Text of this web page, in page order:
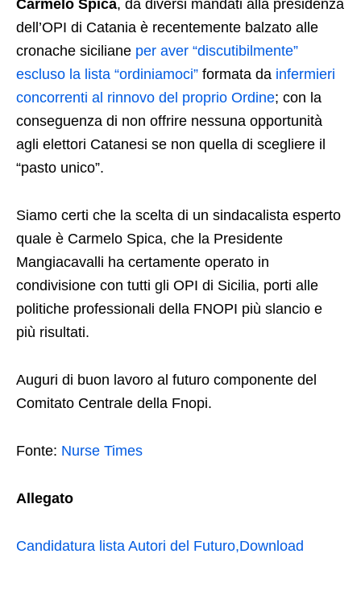
Carmelo Spica, da diversi mandati alla presidenza
dell’OPI di Catania è recentemente balzato alle
cronache siciliane per aver “discutibilmente”
escluso la lista “ordiniamoci” formata da infermieri
concorrenti al rinnovo del proprio Ordine; con la
conseguenza di non offrire nessuna opportunità
agli elettori Catanesi se non quella di scegliere il
“pasto unico”.
Siamo certi che la scelta di un sindacalista esperto
quale è Carmelo Spica, che la Presidente
Mangiacavalli ha certamente operato in
condivisione con tutti gli OPI di Sicilia, porti alle
politiche professionali della FNOPI più slancio e
più risultati.
Auguri di buon lavoro al futuro componente del
Comitato Centrale della Fnopi.
Fonte: Nurse Times
Allegato
Candidatura lista Autori del Futuro,Download